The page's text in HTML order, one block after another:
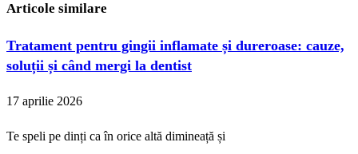
Articole similare
Tratament pentru gingii inflamate și dureroase: cauze,
soluții și când mergi la dentist
17 aprilie 2026
Te speli pe dinți ca în orice altă dimineață și